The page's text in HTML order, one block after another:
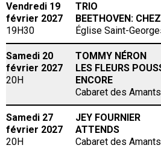
Vendredi 19
février 2027
19H30
TRIO
BEETHOVEN:
Église Saint-
Samedi 20
février 2027
20H
TOMMY NÉRON
LES FLEURS
ENCORE
Cabaret des Amants
Samedi 27
février 2027
20H
JEY FOURNIER
ATTENDS
Cabaret des Amants